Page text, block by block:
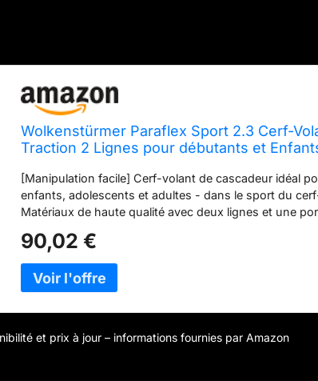
Wolkenstürmer Paraflex Sport 2.3 Cerf-
Traction 2 Lignes pour débutants et
[Manipulation facile] Cerf-volant de cascadeur idéal
enfants, adolescents et adultes - dans le sport du
Matériaux de haute qualité avec deux lignes et une
et une ligne de harnais optionnels [Transport facile]
un emballage de très petite taille pour un transport
produit] Orientable = oui - portée du vent = 2-6-Bft -
longueur = 2x25 m
90,02 €
et prix à jour – informations fournies par Amazon